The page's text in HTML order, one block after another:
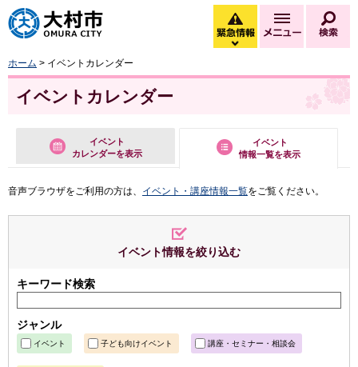
大村市
緊急情報
緊急情報を開く
メニュー
ホーム > イベントカレンダー
イベントカレンダー
イベント
カレンダーを表示
イベント
情報一覧を表示
音声ブラウザをご利用の方は、 イベント・講座情報一覧をご覧ください。
イベント情報を絞り込む
キーワード検索
ジャンル
イベント 子ども向けイベント 講座・セミナー・相談会